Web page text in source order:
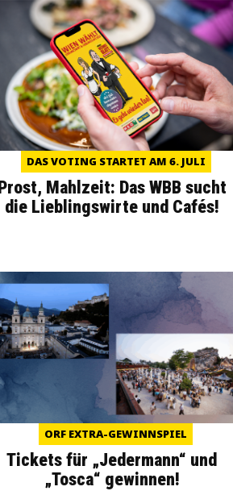
DAS VOTING STARTET AM 6. JULI
Prost, Mahlzeit: Das WBB sucht
die Lieblingswirte und Cafés!
ORF EXTRA-GEWINNSPIEL
Tickets für „Jedermann“ und
„Tosca“ gewinnen!